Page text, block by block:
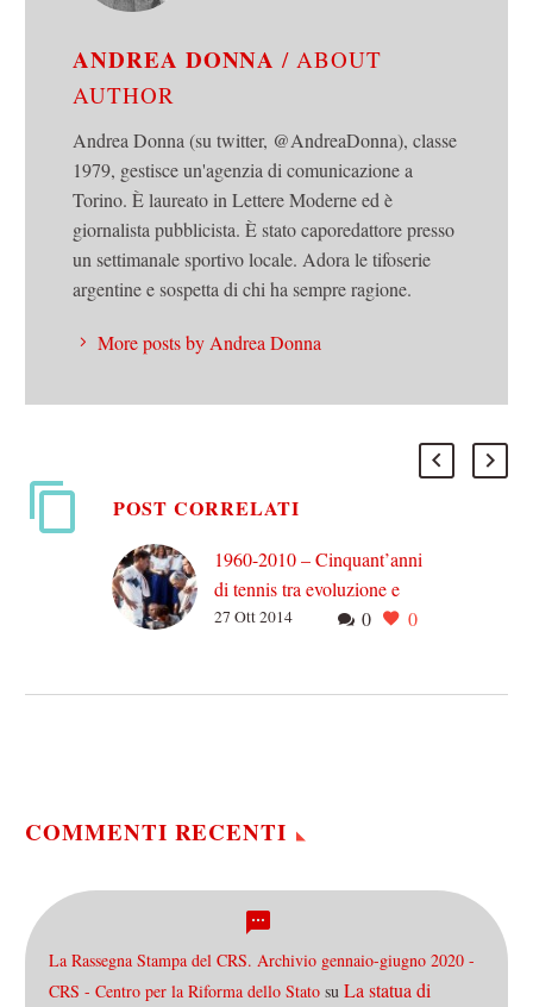
ANDREA DONNA/ ABOUT
AUTHOR
Andrea Donna (su twitter, @AndreaDonna), classe
1979, gestisce un'agenzia di comunicazione a
Torino. È laureato in Lettere Moderne ed è
giornalista pubblicista. È stato caporedattore presso
un settimanale sportivo locale. Adora le tifoserie
argentine e sospetta di chi ha sempre ragione.
More posts by Andrea Donna
POST CORRELATI
1960-2010 – Cinquant’anni
di tennis tra evoluzione e
rivoluzioni (puntata #3: gli
0 0
27 Ott 2014
COMMENTI RECENTI
La Rassegna Stampa del CRS. Archivio gennaio-giugno 2020 -
CRS - Centro per la Riforma dello Stato su La statua di